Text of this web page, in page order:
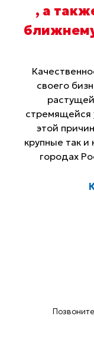
, а
своего
стремящейся
этой
крупные так
городах